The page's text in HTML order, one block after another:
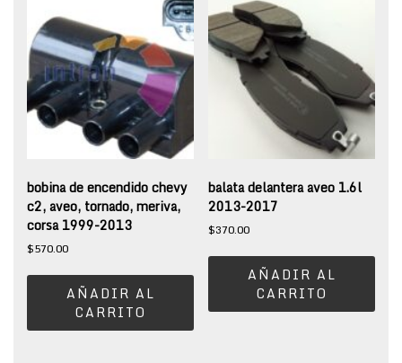
bobina de encendido chevy
c2, aveo, tornado, meriva,
corsa 1999-2013
$570.00
AÑADIR AL
CARRITO
balata delantera aveo 1.6l
2013-2017
$370.00
AÑADIR AL
CARRITO